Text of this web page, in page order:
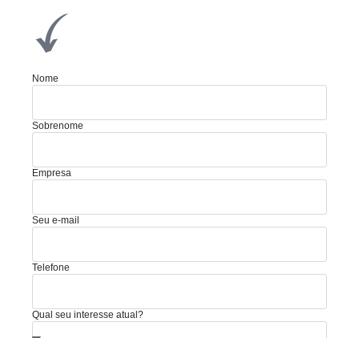
Nome
Sobrenome
Empresa
Seu e-mail
Telefone
Qual seu interesse atual?